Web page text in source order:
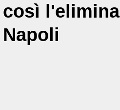
così
Napoli